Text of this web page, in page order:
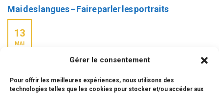
Gérer le consentement
Pour offrir les meilleures expériences, nous utilisons des
technologies telles que les cookies pour stocker et/ou accéder aux
Mai des langues – Faire parler les portraits
13
MAI
Mai des langues – Faire parler les portraits Dans le cadre du
français international de Kyoto ont mené un projet [...]